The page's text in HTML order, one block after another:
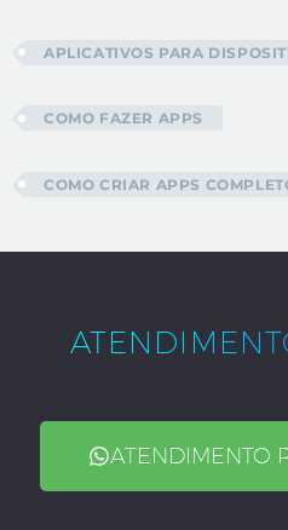
APLICATIVOS PARA
COMO FAZER APPS
COMO CRIAR APPS
ATENDIMENTO